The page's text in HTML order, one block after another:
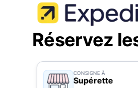
Réservez
CONSIGNE À
Supérette